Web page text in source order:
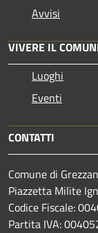
Avvisi
VIVERE IL
Luoghi
Eventi
CONTATTI
Comune di
Piazzetta Milite
Codice Fiscale:
Partita IVA: